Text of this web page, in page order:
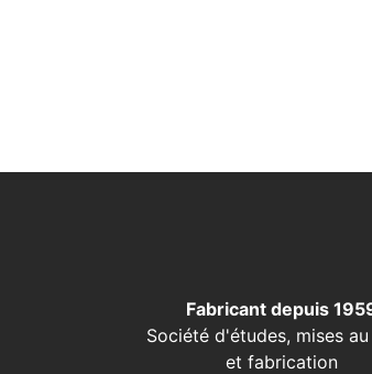
Fabricant depuis
Société d'études, mises
et fabrication